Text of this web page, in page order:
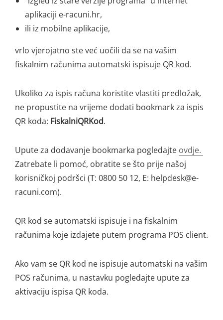
aplikaciji e-racuni.hr,
ili iz mobilne aplikacije,
vrlo vjerojatno ste već uočili da se na vašim
fiskalnim računima automatski ispisuje QR kod.
Ukoliko za ispis računa koristite vlastiti predložak,
ne propustite na vrijeme dodati bookmark za ispis
QR koda: FiskalniQRKod.
Upute za dodavanje bookmarka pogledajte ovdje.
Zatrebate li pomoć, obratite se što prije našoj
korisničkoj podršci (T: 0800 50 12, E: helpdesk@e-
racuni.com).
QR kod se automatski ispisuje i na fiskalnim
računima koje izdajete putem programa POS client.
Ako vam se QR kod ne ispisuje automatski na vašim
POS računima, u nastavku pogledajte upute za
aktivaciju ispisa QR koda.